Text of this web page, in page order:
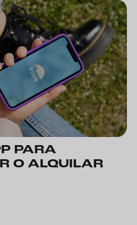
PARA
O ALQUILAR